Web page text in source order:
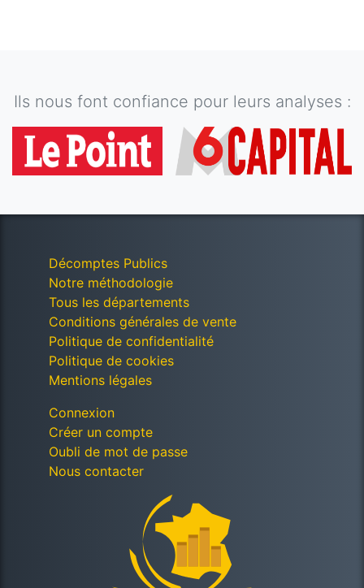
Ils nous font confiance pour leurs analyses :
Décomptes Publics
Notre méthodologie
Tous les départements
Conditions générales de vente
Politique de confidentialité
Politique de cookies
Mentions légales
Connexion
Créer un compte
Oubli de mot de passe
Nous contacter